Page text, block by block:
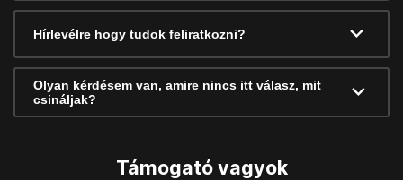
Hírlevélre hogy tudok feliratkozni?
Olyan kérdésem van, amire nincs itt válasz, mit
csináljak?
Támogató vagyok